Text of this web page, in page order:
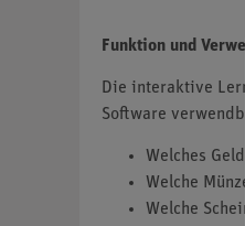
Funktion und
Die interaktive
Software
Welches
Welche
Welche